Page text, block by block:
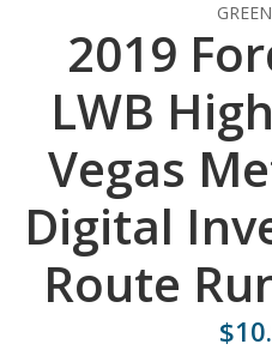
2019
LWB
Vegas
Digital
Route